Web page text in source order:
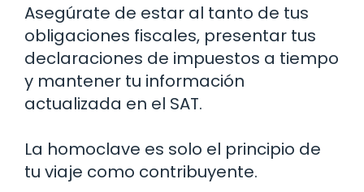
Asegúrate de estar al tanto de tus
obligaciones fiscales, presentar tus
declaraciones de impuestos a tiempo
y mantener tu información
actualizada en el SAT.
La homoclave es solo el principio de
tu viaje como contribuyente.